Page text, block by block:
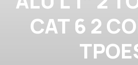
CAT 6 2